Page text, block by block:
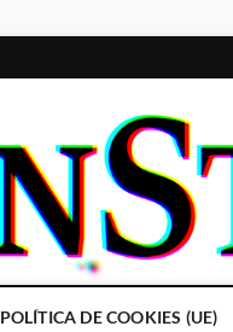
POLÍTICA DE COOKIES (UE)